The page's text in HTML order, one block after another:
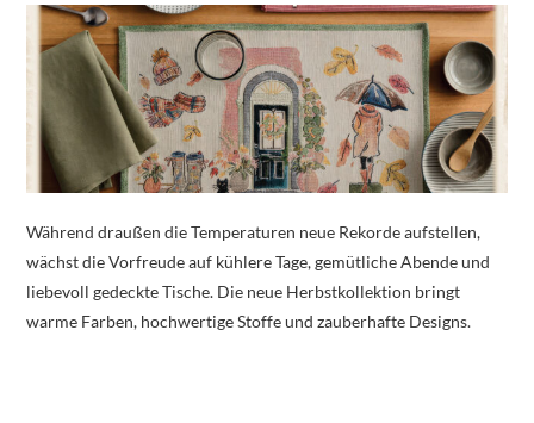
Während draußen die Temperaturen neue Rekorde aufstellen,
wächst die Vorfreude auf kühlere Tage, gemütliche Abende und
liebevoll gedeckte Tische. Die neue Herbstkollektion bringt
warme Farben, hochwertige Stoffe und zauberhafte Designs.